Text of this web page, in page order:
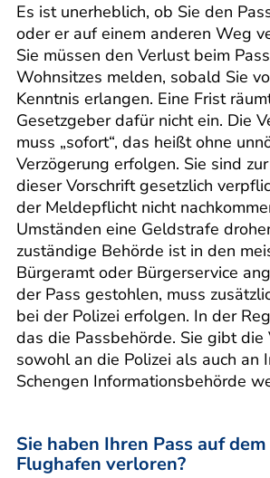
Es ist unerheblich, ob Sie den
oder er auf einem anderen Weg
Sie müssen den Verlust beim
Wohnsitzes melden, sobald Sie
Kenntnis erlangen. Eine Frist
Gesetzgeber dafür nicht ein. Die
muss „sofort“, das heißt ohne
Verzögerung erfolgen. Sie sind
dieser Vorschrift gesetzlich
der Meldepflicht nicht
Umständen eine Geldstrafe
zuständige Behörde ist in den
Bürgeramt oder Bürgerservice
der Pass gestohlen, muss
bei der Polizei erfolgen. In der
das die Passbehörde. Sie gibt
sowohl an die Polizei als auch an
Schengen Informationsbehörde
Sie haben Ihren Pass auf
Flughafen verloren?